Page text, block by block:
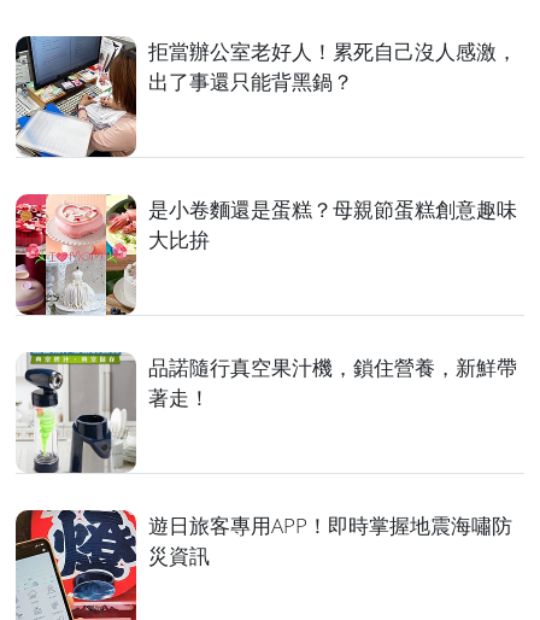
拒當辦公室老好人！累死自己沒人感激，
出了事還只能背黑鍋？
是小卷麵還是蛋糕？母親節蛋糕創意趣味
大比拚
品諾隨行真空果汁機，鎖住營養，新鮮帶
著走！
遊日旅客專用APP！即時掌握地震海嘯防
災資訊